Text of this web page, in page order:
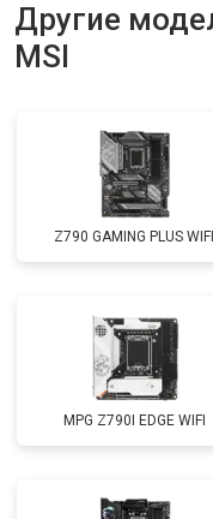
Другие
MSI
Z790 GAMING PLUS WIFI
MPG Z790I EDGE WIFI